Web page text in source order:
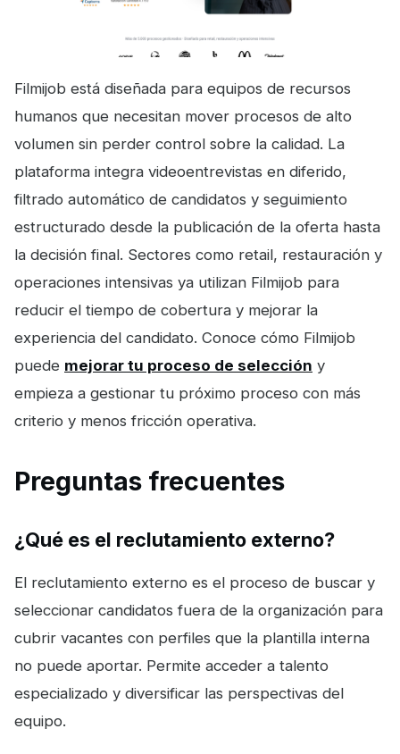
Filmijob está diseñada para equipos de recursos
humanos que necesitan mover procesos de alto
volumen sin perder control sobre la calidad. La
plataforma integra videoentrevistas en diferido,
filtrado automático de candidatos y seguimiento
estructurado desde la publicación de la oferta hasta
la decisión final. Sectores como retail, restauración y
operaciones intensivas ya utilizan Filmijob para
reducir el tiempo de cobertura y mejorar la
experiencia del candidato. Conoce cómo Filmijob
puede mejorar tu proceso de selección y
empieza a gestionar tu próximo proceso con más
criterio y menos fricción operativa.
Preguntas frecuentes
¿Qué es el reclutamiento externo?
El reclutamiento externo es el proceso de buscar y
seleccionar candidatos fuera de la organización para
cubrir vacantes con perfiles que la plantilla interna
no puede aportar. Permite acceder a talento
especializado y diversificar las perspectivas del
equipo.